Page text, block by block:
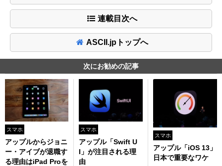
連載目次へ
ASCII.jpトップへ
次にお勧めの記事
スマホ
アップルからジョニ
ー・アイブが退職す
る理由はiPad Proを
スマホ
アップル「Swift U
I」が注目される理
由
スマホ
アップル「iOS 13」
日本で重要なワケ